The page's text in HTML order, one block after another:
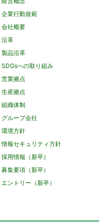
企業行動規範
会社概要
沿革
製品沿革
SDGsへの取り組み
営業拠点
生産拠点
組織体制
グループ会社
環境方針
情報セキュリティ方針
採用情報（新卒）
募集要項（新卒）
エントリー（新卒）